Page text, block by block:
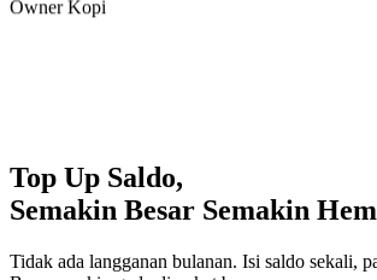
Top Up Saldo,
Semakin Besar Semakin
Tidak ada langganan bulanan. Isi saldo sekali,